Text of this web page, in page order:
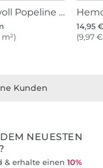
Baumwoll Popeline schwarz
m²)
14,95
(9,97
NEUESTEN
& erhalte einen 10%